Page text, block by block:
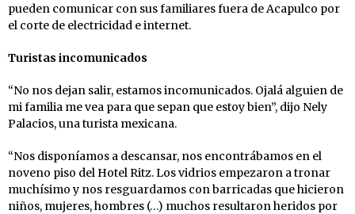
pueden comunicar con sus familiares fuera de Acapulco por
el corte de electricidad e internet.
Turistas incomunicados
“No nos dejan salir, estamos incomunicados. Ojalá alguien de
mi familia me vea para que sepan que estoy bien”, dijo Nely
Palacios, una turista mexicana.
“Nos disponíamos a descansar, nos encontrábamos en el
noveno piso del Hotel Ritz. Los vidrios empezaron a tronar
muchísimo y nos resguardamos con barricadas que hicieron
niños, mujeres, hombres (…) muchos resultaron heridos por